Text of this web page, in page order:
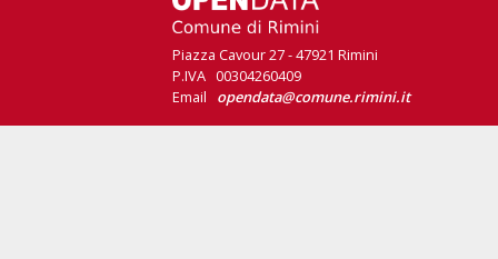
Piazza Cavour 27 - 47921 Rimini
P.IVA 00304260409
Email opendata@comune.rimini.it